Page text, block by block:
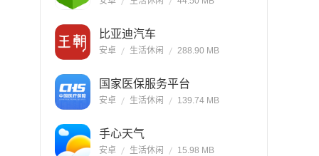
比亚迪汽车
安卓 生活休闲 288.90 MB
国家医保服务平台
安卓 生活休闲 139.74 MB
手心天气
安卓 生活休闲 15.98 MB